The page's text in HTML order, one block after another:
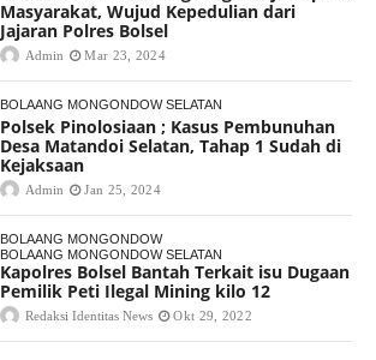
Masyarakat, Wujud Kepedulian dari
Jajaran Polres Bolsel
Admin Mar 23, 2024
BOLAANG MONGONDOW SELATAN
Polsek Pinolosiaan ; Kasus Pembunuhan
Desa Matandoi Selatan, Tahap 1 Sudah di
Kejaksaan
Admin Jan 25, 2024
BOLAANG MONGONDOW
BOLAANG MONGONDOW SELATAN
Kapolres Bolsel Bantah Terkait isu Dugaan
Pemilik Peti Ilegal Mining kilo 12
Redaksi Identitas News Okt 29, 2022